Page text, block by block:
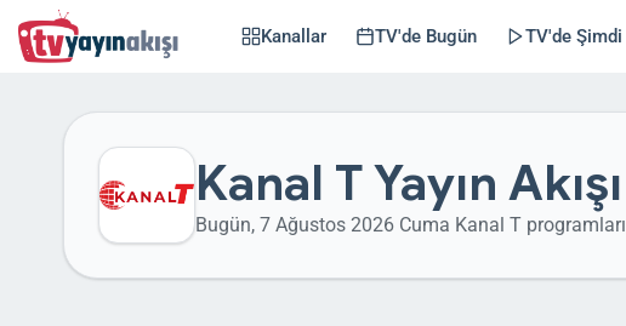
Kanallar TV'de Bugün TV'de Şimdi
Kanal T Yayın Akışı
Bugün, 7 Ağustos 2026 Cuma Kanal T programları